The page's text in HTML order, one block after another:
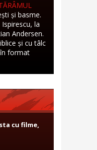
și basme.
la
Andersen.
și cu tâlc
format
cu filme,